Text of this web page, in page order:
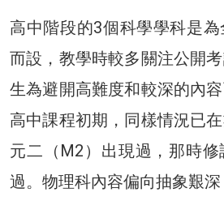
高中階段的3個科學學科是
而設，教學時較多關注公開
生為避開高難度和較深的內
高中課程初期，同樣情況已
元二（M2）出現過，那時
過。物理科內容偏向抽象艱